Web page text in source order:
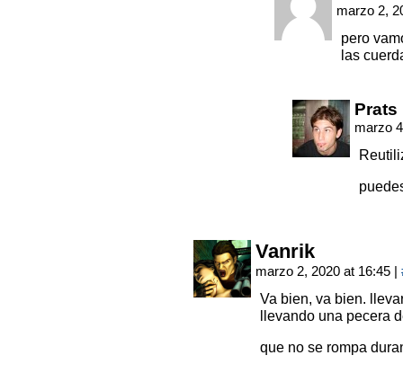
marzo 2,
pero
las
Prats
marzo
Vanrik
marzo 2, 2020 at 16:45 |
Va bien, va bien.
llevando una pecera
que no se rompa